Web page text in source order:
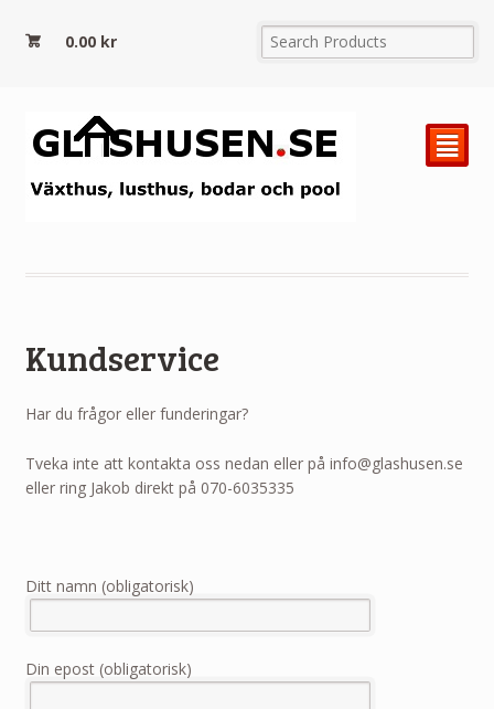
0.00 kr
²
Kundservice
Har du frågor eller funderingar?
Tveka inte att kontakta oss nedan eller på info@glashusen.se
eller ring Jakob direkt på 070-6035335
Ditt namn (obligatorisk)
Din epost (obligatorisk)